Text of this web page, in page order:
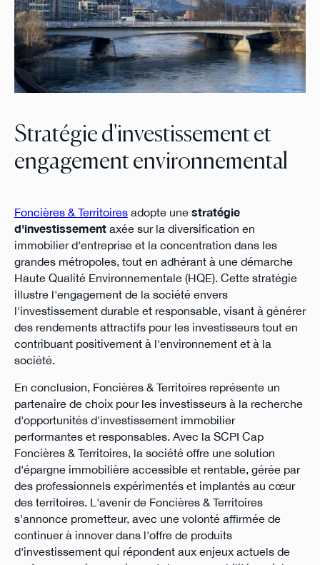
Stratégie d'investissement et
engagement environnemental
Foncières & Territoiresadopte une stratégie
d'investissementaxée sur la diversification en
immobilier d'entreprise et la concentration dans les
grandes métropoles, tout en adhérant à une démarche
Haute Qualité Environnementale (HQE). Cette stratégie
illustre l'engagement de la société envers
l'investissement durable et responsable, visant à générer
des rendements attractifs pour les investisseurs tout en
contribuant positivement à l'environnement et à la
société.
En conclusion, Foncières & Territoires représente un
partenaire de choix pour les investisseurs à la recherche
d'opportunités d'investissement immobilier
performantes et responsables. Avec la SCPI Cap
Foncières & Territoires, la société offre une solution
d'épargne immobilière accessible et rentable, gérée par
des professionnels expérimentés et implantés au cœur
des territoires. L'avenir de Foncières & Territoires
s'annonce prometteur, avec une volonté affirmée de
continuer à innover dans l'offre de produits
d'investissement qui répondent aux enjeux actuels de